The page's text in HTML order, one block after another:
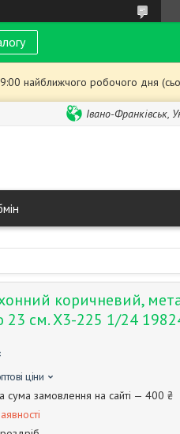
найближчого робочого дня
Івано-Франківськ,
коричневий,
23 см. X3-225 1/24
ціни
сума замовлення на сайті — 400 ₴